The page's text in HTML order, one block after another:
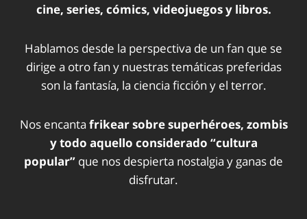
cine, series, cómics, videojuegos y libros.
Hablamos desde la perspectiva de un fan que se
dirige a otro fan y nuestras temáticas preferidas
son la fantasía, la ciencia ficción y el terror.
Nos encanta frikear sobre superhéroes, zombis
y todo aquello considerado “cultura
popular” que nos despierta nostalgia y ganas de
disfrutar.